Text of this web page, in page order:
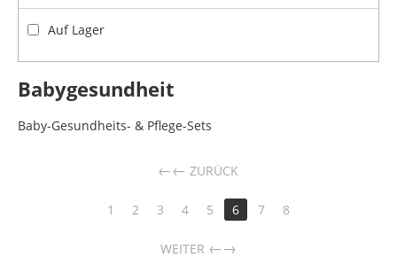
Auf Lager
Babygesundheit
Baby-Gesundheits- & Pflege-Sets
← ZURÜCK
1 2 3 4 5 6 7 8
WEITER →